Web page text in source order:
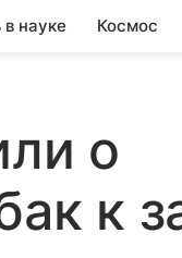
науке Космос
о
к